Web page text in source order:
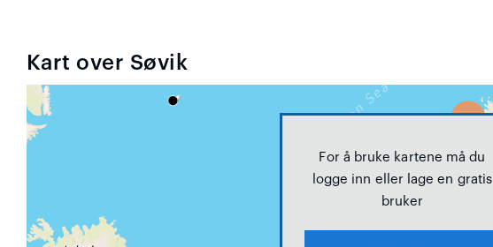
Kart over Søvik
For å bruke kartene må du
logge inn eller lage en gratis
bruker